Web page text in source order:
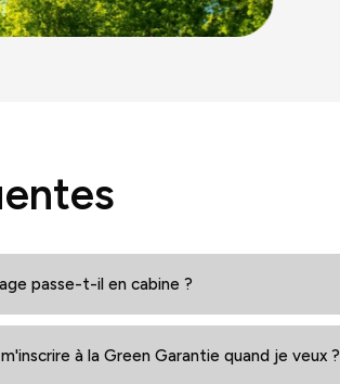
passe-t-il en cabine ?
à la Green Garantie quand je veux ?